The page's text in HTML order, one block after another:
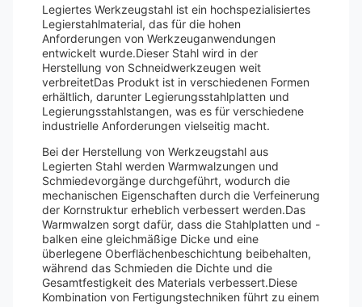
Legiertes Werkzeugstahl ist ein hochspezialisiertes
Legierstahlmaterial, das für die hohen
Anforderungen von Werkzeuganwendungen
entwickelt wurde.Dieser Stahl wird in der
Herstellung von Schneidwerkzeugen weit
verbreitetDas Produkt ist in verschiedenen Formen
erhältlich, darunter Legierungsstahlplatten und
Legierungsstahlstangen, was es für verschiedene
industrielle Anforderungen vielseitig macht.
Bei der Herstellung von Werkzeugstahl aus
Legierten Stahl werden Warmwalzungen und
Schmiedevorgänge durchgeführt, wodurch die
mechanischen Eigenschaften durch die Verfeinerung
der Kornstruktur erheblich verbessert werden.Das
Warmwalzen sorgt dafür, dass die Stahlplatten und -
balken eine gleichmäßige Dicke und eine
überlegene Oberflächenbeschichtung beibehalten,
während das Schmieden die Dichte und die
Gesamtfestigkeit des Materials verbessert.Diese
Kombination von Fertigungstechniken führt zu einem